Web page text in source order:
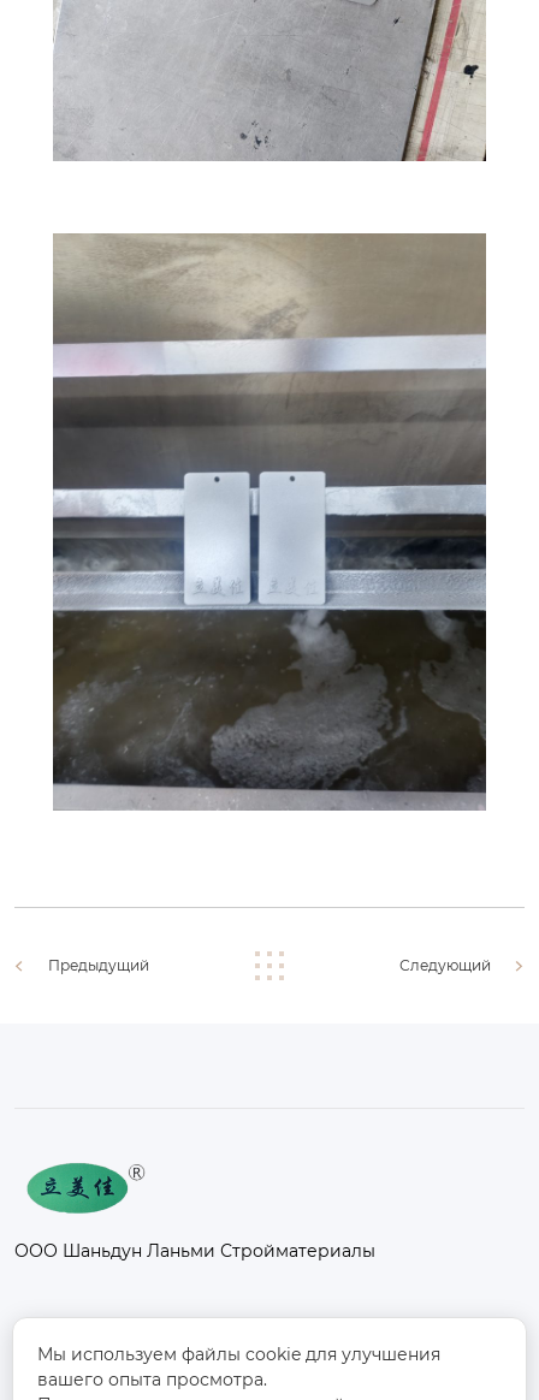
Предыдущий Следующий
ООО Шаньдун Ланьми Стройматериалы
Промышленный парк Фанси, к северу от
Мы используем файлы cookie для улучшения
вашего опыта просмотра.